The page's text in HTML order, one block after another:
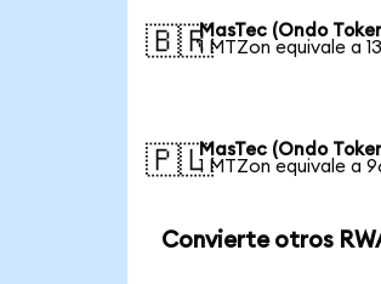
🇧🇷MasTec (Ondo
1 MTZon equivale a
🇵🇱MasTec (Ondo
1 MTZon equivale a
Convierte otros